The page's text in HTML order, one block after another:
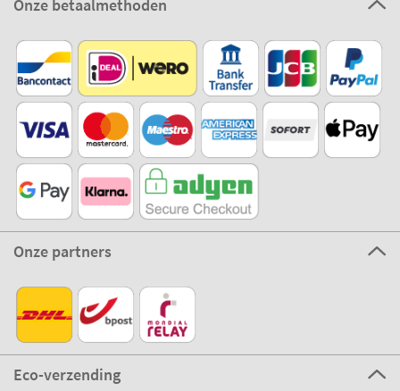
Onze betaalmethoden
Onze partners
Eco-verzending